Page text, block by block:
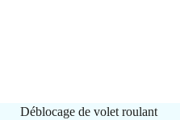
Déblocage de volet roulant